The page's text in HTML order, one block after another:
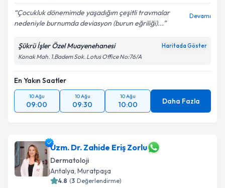
Çocukluk dönemimde yaşadığım çeşitli travmalar
nedeniyle burnumda deviasyon (burun eğriliği)...
Devamı
Şükrü İşler Özel Muayenehanesi Haritada Göster
Konak Mah. 1.Badem Sok. Lotus Office No:76/A
En Yakın Saatler
10 Ağu
09:00
10 Ağu
09:30
10 Ağu
10:00 Daha Fazla
Uzm. Dr. Zahide Eriş Zorlu
Dermatoloji
Antalya, Muratpaşa
4.8 (3 Değerlendirme)